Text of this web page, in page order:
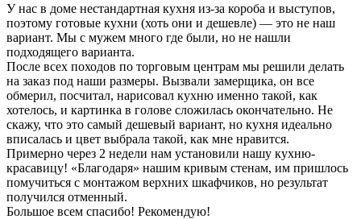
У нас в доме нестандартная кухня из-за короба и выступов,
поэтому готовые кухни (хоть они и дешевле) — это не наш
вариант. Мы с мужем много где были, но не нашли
подходящего варианта.
После всех походов по торговым центрам мы решили делать
на заказ под наши размеры. Вызвали замерщика, он все
обмерил, посчитал, нарисовал кухню именно такой, как
хотелось, и картинка в голове сложилась окончательно. Не
скажу, что это самый дешевый вариант, но кухня идеально
вписалась и цвет выбрала такой, как мне нравится.
Примерно через 2 недели нам установили нашу кухню-
красавицу! «Благодаря» нашим кривым стенам, им пришлось
помучиться с монтажом верхних шкафчиков, но результат
получился отменный.
Большое всем спасибо! Рекомендую!